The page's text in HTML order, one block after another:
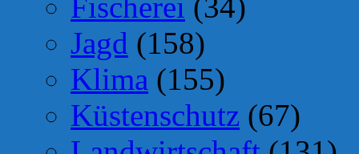
Fischerei (34)
Jagd (158)
Klima (155)
Küstenschutz (67)